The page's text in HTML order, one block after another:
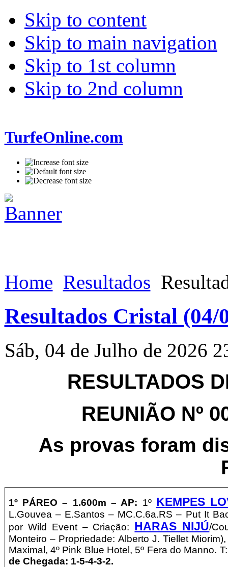
Skip to content
Skip to main navigation
Skip to 1st column
Skip to 2nd column
TurfeOnline.com
Home Resultados
Resultados Cristal (04/
Sáb, 04 de Julho de 2026
RESULTADOS
REUNIÃO Nº
As provas foram
1ºPÁREO – 1.600m – AP: 1º KEMPES
L.Gouvea – E.Santos – MC.C.6a.RS – Put It
por Wild Event – Criação: HARAS NIJÚ/
Monteiro – Propriedade: Alberto J. Tiellet Miorim),
Maximal, 4º Pink Blue Hotel, 5º Fera do Manno.
de Chegada: 1-5-4-3-2.